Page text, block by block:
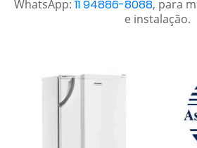
WhatsApp: 11 94886-8088, para
e instalação.